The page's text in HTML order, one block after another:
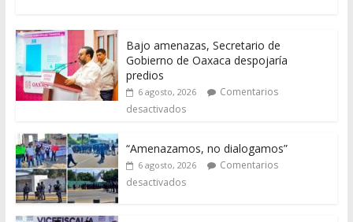
Bajo amenazas, Secretario de
Gobierno de Oaxaca despojaría
predios
6 agosto, 2026
Comentarios
desactivados
“Amenazamos, no dialogamos”
6 agosto, 2026
Comentarios
desactivados